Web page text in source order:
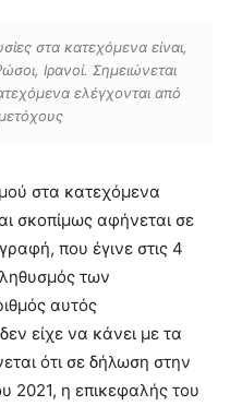
στα κατεχόμενα είναι,
Ιρανοί. Σημειώνεται
ελέγχονται από
στα κατεχόμενα
σκοπίμως αφήνεται σε
που έγινε στις 4
των
αυτός
είχε να κάνει με τα
ότι σε δήλωση στην
2021, η επικεφαλής του